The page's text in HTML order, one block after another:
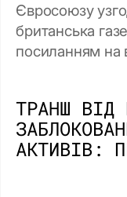
Євросоюзу
британська
посиланням на
ТРАНШ ВІД
АКТИВІВ: